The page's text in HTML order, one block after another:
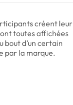
créent leur
toutes affichées
bout d’un certain
par la marque.